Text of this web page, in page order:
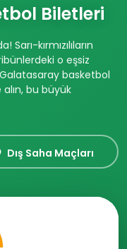
Biletleri
kırmızılıların
o eşsiz
Galatasaray basketbol
bu büyük
Dış Saha Maçları